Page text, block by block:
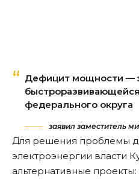
Дефицит мощности —
федерального округа
заявил заместитель
Для решения проблемы
электроэнергии власти
альтернативные проекты: